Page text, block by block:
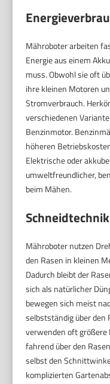
Mähroboter arbeiten
Energie aus einem
muss. Obwohl sie oft
ihre kleinen Motoren
Stromverbrauch.
verschiedenen
Benzinmotor.
höheren
Elektrische oder
umweltfreundlicher,
beim Mähen.
Mähroboter nutzen
den Rasen in kleinen
Dadurch bleibt der
sich als natürlicher
bewegen sich meist
selbstständig über den
verwenden oft größere
fahrend über den
selbst den
komplizierten